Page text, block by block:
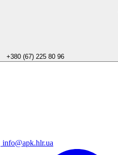
+380 (67) 225 80 96
info@apk.hlr.ua